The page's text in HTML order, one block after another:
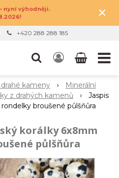
nyní výhodněji.
×
+420 288 288 185
drahé kameny
Minerální
z drahých kamenů
Jaspis
broušené půlšňůra
korálky 6x8mm
půlšňůra